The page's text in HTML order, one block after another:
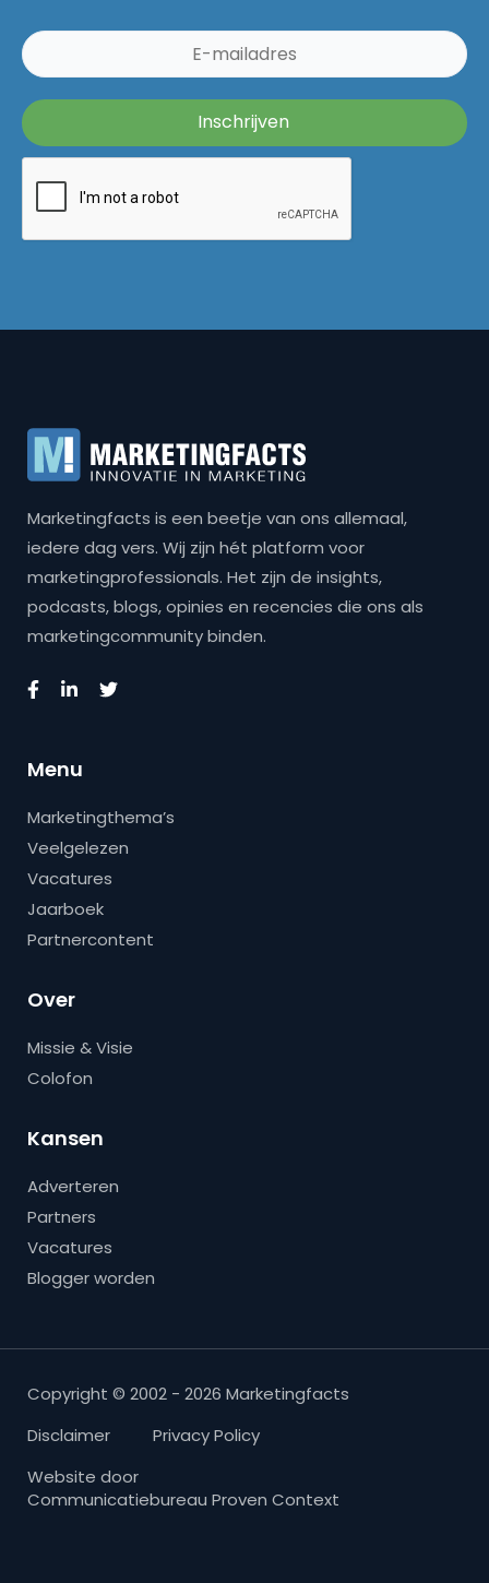
Marketingfacts is een beetje van ons allemaal,
iedere dag vers. Wij zijn hét platform voor
marketingprofessionals. Het zijn de insights,
podcasts, blogs, opinies en recencies die ons als
marketingcommunity binden.
Menu
Marketingthema’s
Veelgelezen
Vacatures
Jaarboek
Partnercontent
Over
Missie & Visie
Colofon
Kansen
Adverteren
Partners
Vacatures
Blogger worden
Copyright © 2002 - 2026 Marketingfacts
Disclaimer
Privacy Policy
Website door
Communicatiebureau Proven Context